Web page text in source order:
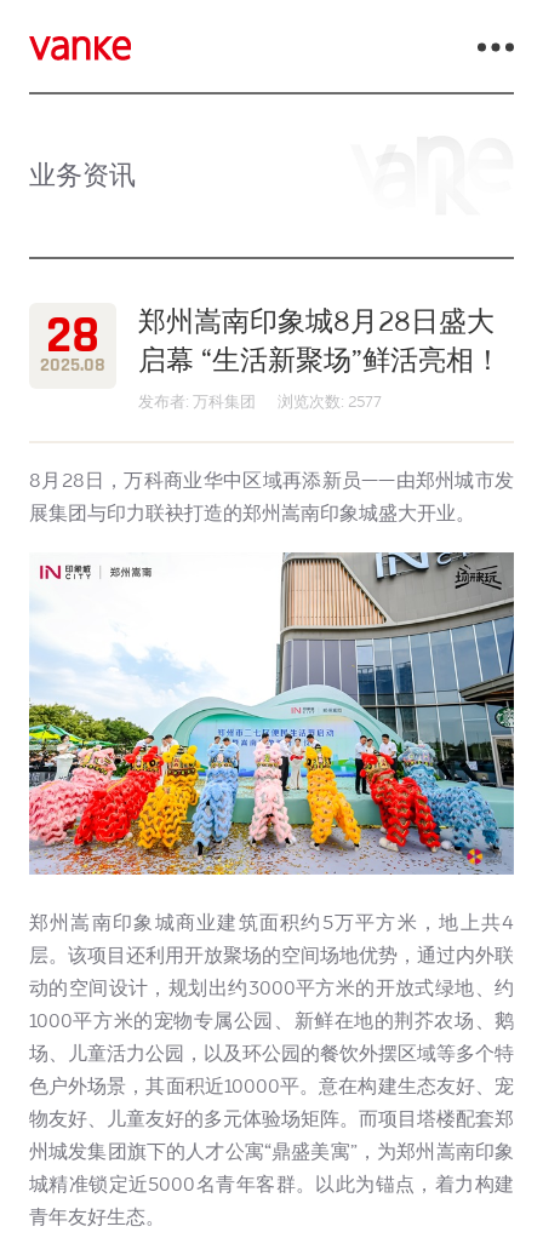
业务资讯
28
2025.08
郑州嵩南印象城8月28日盛大
启幕 “生活新聚场”鲜活亮相！
发布者: 万科集团 浏览次数: 2577
8月28日，万科商业华中区域再添新员——由郑州城市发
展集团与印力联袂打造的郑州嵩南印象城盛大开业。
郑州嵩南印象城商业建筑面积约5万平方米，地上共4
层。该项目还利用开放聚场的空间场地优势，通过内外联
动的空间设计，规划出约3000平方米的开放式绿地、约
1000平方米的宠物专属公园、新鲜在地的荆芥农场、鹅
场、儿童活力公园，以及环公园的餐饮外摆区域等多个特
色户外场景，其面积近10000平。意在构建生态友好、宠
物友好、儿童友好的多元体验场矩阵。而项目塔楼配套郑
州城发集团旗下的人才公寓“鼎盛美寓”，为郑州嵩南印象
城精准锁定近5000名青年客群。以此为锚点，着力构建
青年友好生态。